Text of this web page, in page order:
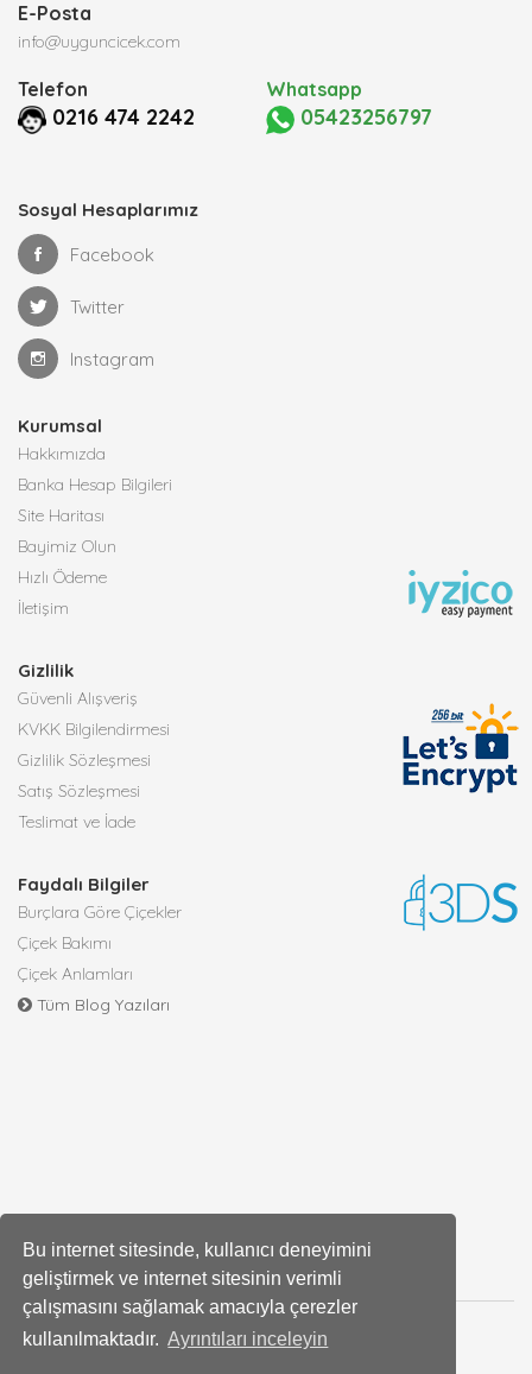
Bu internet sitesinde, kullanıcı deneyimini
geliştirmek ve internet sitesinin verimli
çalışmasını sağlamak amacıyla çerezler
kullanılmaktadır. Ayrıntıları inceleyin
E-Posta
info@uyguncicek.com
Telefon
0216 474 2242
Whatsapp
05423256797
Sosyal Hesaplarımız
Facebook
Twitter
Instagram
Kurumsal
Hakkımızda
Banka Hesap Bilgileri
Site Haritası
Bayimiz Olun
Hızlı Ödeme
İletişim
Gizlilik
Güvenli Alışveriş
KVKK Bilgilendirmesi
Gizlilik Sözleşmesi
Satış Sözleşmesi
Teslimat ve İade
Faydalı Bilgiler
Burçlara Göre Çiçekler
Çiçek Bakımı
Çiçek Anlamları
Tüm Blog Yazıları